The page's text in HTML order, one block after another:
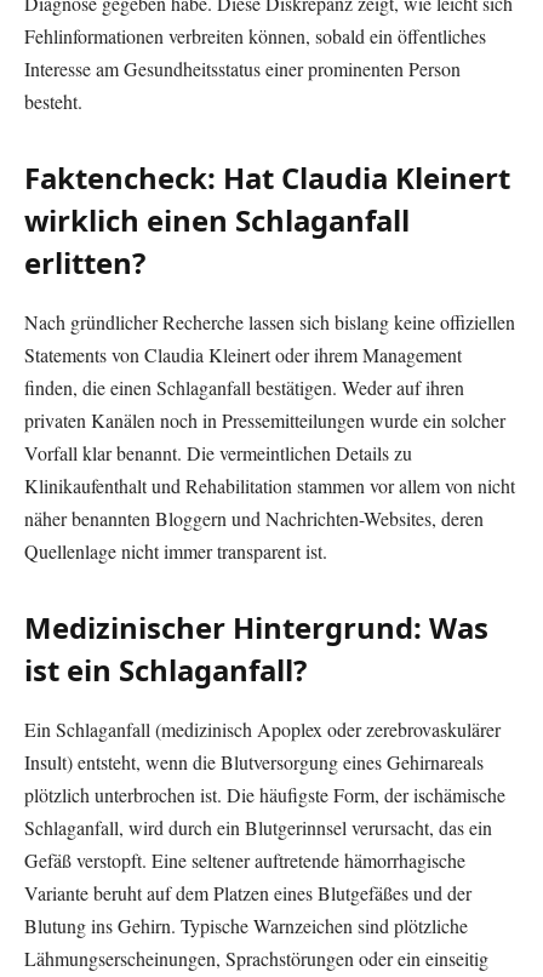
Fehlinformationen verbreiten können, sobald ein öffentliches
Interesse am Gesundheitsstatus einer prominenten Person
besteht.
Faktencheck: Hat Claudia Kleinert
wirklich einen Schlaganfall
erlitten?
Nach gründlicher Recherche lassen sich bislang keine offiziellen
Statements von Claudia Kleinert oder ihrem Management
finden, die einen Schlaganfall bestätigen. Weder auf ihren
privaten Kanälen noch in Pressemitteilungen wurde ein solcher
Vorfall klar benannt. Die vermeintlichen Details zu
Klinikaufenthalt und Rehabilitation stammen vor allem von nicht
näher benannten Bloggern und Nachrichten-Websites, deren
Quellenlage nicht immer transparent ist.
Medizinischer Hintergrund: Was
ist ein Schlaganfall?
Ein Schlaganfall (medizinisch Apoplex oder zerebrovaskulärer
Insult) entsteht, wenn die Blutversorgung eines Gehirnareals
plötzlich unterbrochen ist. Die häufigste Form, der ischämische
Schlaganfall, wird durch ein Blutgerinnsel verursacht, das ein
Gefäß verstopft. Eine seltener auftretende hämorrhagische
Variante beruht auf dem Platzen eines Blutgefäßes und der
Blutung ins Gehirn. Typische Warnzeichen sind plötzliche
Lähmungserscheinungen, Sprachstörungen oder ein einseitig